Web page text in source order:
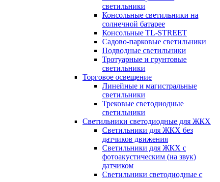
светильники
Консольные светильники на
солнечной батарее
Консольные TL-STREET
Садово-парковые светильники
Подводные светильники
Тротуарные и грунтовые
светильники
Торговое освещение
Линейные и магистральные
светильники
Трековые светодиодные
светильники
Светильники светодиодные для ЖКХ
Светильники для ЖКХ без
датчиков движения
Светильники для ЖКХ с
фотоакустическим (на звук)
датчиком
Светильники светодиодные с